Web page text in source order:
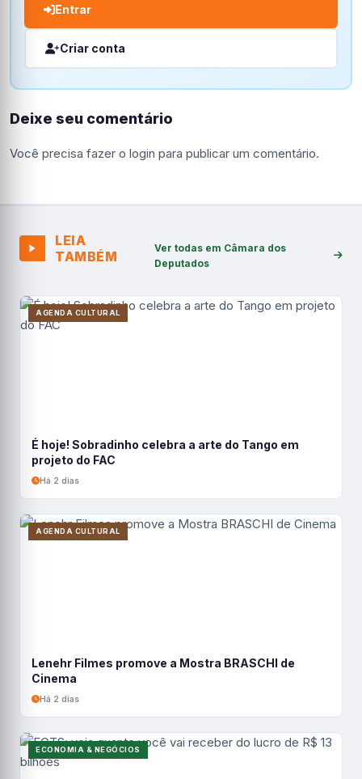
Entrar
Criar conta
Deixe seu comentário
Você precisa fazer o login para publicar um comentário.
LEIA
TAMBÉM
Ver todas em Câmara dos
Deputados
AGENDA CULTURAL
É hoje! Sobradinho celebra a arte do Tango em
projeto do FAC
Há 2 dias
AGENDA CULTURAL
Lenehr Filmes promove a Mostra BRASCHI de
Cinema
Há 2 dias
ECONOMIA & NEGÓCIOS